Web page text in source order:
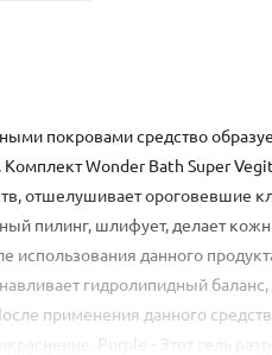
покровами средство
Wonder Bath Super
отшелушивает ороговевшие
пилинг, шлифует, делает
использования данного
гидролипидный
применения данного
Purple - Этот гель